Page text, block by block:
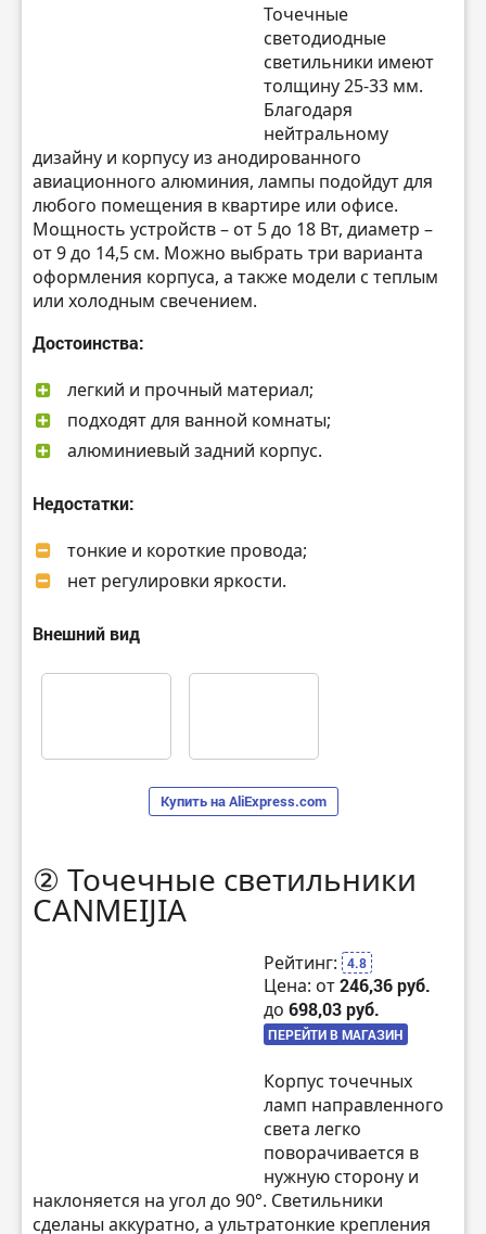
Точечные
светодиодные
светильники имеют
толщину 25-33 мм.
Благодаря
нейтральному
дизайну и корпусу из анодированного
авиационного алюминия, лампы подойдут для
любого помещения в квартире или офисе.
Мощность устройств – от 5 до 18 Вт, диаметр –
от 9 до 14,5 см. Можно выбрать три варианта
оформления корпуса, а также модели с теплым
или холодным свечением.
Достоинства:
легкий и прочный материал;
подходят для ванной комнаты;
алюминиевый задний корпус.
Недостатки:
тонкие и короткие провода;
нет регулировки яркости.
Внешний вид
Купить на AliExpress.com
② Точечные светильники
CANMEIJIA
Рейтинг: 4.8
Цена: от246,36 руб.
до 698,03 руб.
ПЕРЕЙТИ В МАГАЗИН
Корпус точечных
ламп направленного
света легко
поворачивается в
нужную сторону и
наклоняется на угол до 90°. Светильники
сделаны аккуратно, а ультратонкие крепления